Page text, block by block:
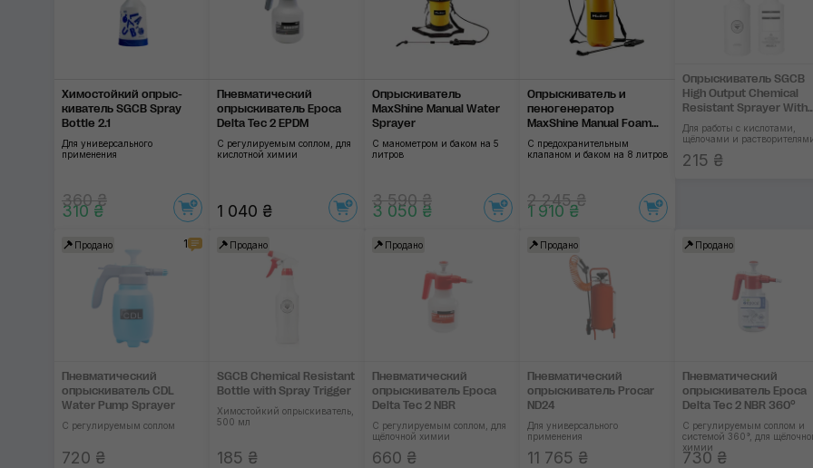
Химостойкий опрыс­
киватель SGCB Spray
Bottle 2.1
Для универсального
применения
360 ₴
310 ₴
Пневматический
опрыскиватель Epoca
Delta Tec 2 EPDM
C регулируемым соплом, для
кислотной химии
1 040 ₴
Опрыскиватель
MaxShine Manual Water
Sprayer
С манометром и баком на 5
литров
3 590 ₴
3 050 ₴
Опрыскиватель и
пеногенератор
MaxShine Manual Foam
and Water Sprayer
С предохранительным
клапаном и баком на 8 литров
2 245 ₴
1 910 ₴
Опрыскиватель SGCB
High Output Chemical
Resistant Sprayer With
Bottle
Для работы с кислотами,
щёлочами и
215 ₴
Продано 1
Пневматический
опрыскиватель CDL
Water Pump Sprayer
С регулируемым соплом
720 ₴
Продано
SGCB Chemical Resistant
Bottle with Spray Trigger
Химостойкий опрыскиватель,
500 мл
185 ₴
Продано
Пневматический
опрыскиватель Epoca
Delta Tec 2 NBR
С регулируемым соплом, для
щёлочной химии
660 ₴
Продано
Пневматический
опрыскиватель Procar
ND24
Для универсального
применения
11 765 ₴
Продано
Пневматический
опрыскиватель Epoca
Delta Tec 2 NBR 360°
C регулируемым соплом и
системой 360°, для
химии
730 ₴